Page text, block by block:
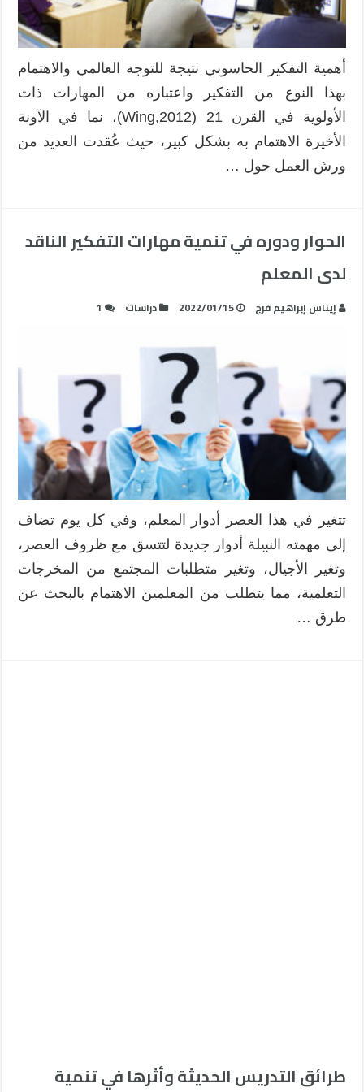
أهمية التفكير الحاسوبي نتيجة للتوجه العالمي والاهتمام
بهذا النوع من التفكير واعتباره من المهارات ذات
الأولوية في القرن 21 (Wing,2012)، نما في الآونة
الأخيرة الاهتمام به بشكل كبير، حيث عُقدت العديد من
ورش العمل حول …
الحوار ودوره في تنمية مهارات التفكير الناقد
لدى المعلم
إيناس إبراهيم فرج 2022/01/15 دراسات 1
تتغير في هذا العصر أدوار المعلم، وفي كل يوم تضاف
إلى مهمته النبيلة أدوار جديدة لتتسق مع ظروف العصر،
وتغير الأجيال، وتغير متطلبات المجتمع من المخرجات
التعلمية، مما يتطلب من المعلمين الاهتمام بالبحث عن
طرق …
طرائق التدريس الحديثة وأثرها في تنمية